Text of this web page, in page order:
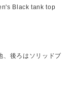
Black tank top
、後ろはソリッドブ